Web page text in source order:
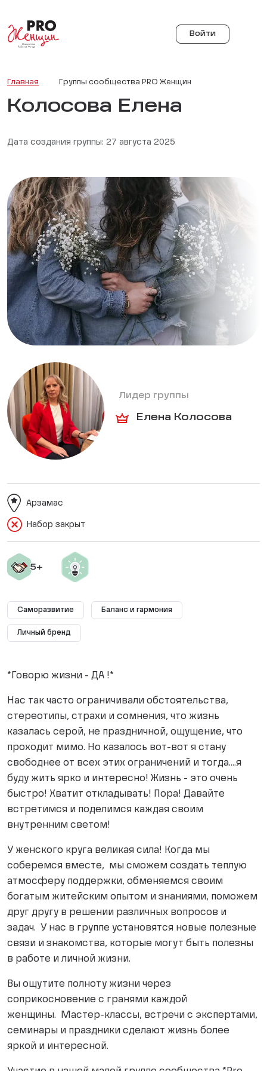
Войти
Главная Группы сообщества PRO Женщин
Колосова Елена
Дата создания группы: 27 августа 2025
Лидер группы
Елена Колосова
Набор закрыт
Арзамас
Саморазвитие Баланс и гармония
Личный бренд
*Говорю жизни - ДА !*
Нас так часто ограничивали обстоятельства,
стереотипы, страхи и сомнения, что жизнь
казалась серой, не праздничной, ощущение, что
проходит мимо. Но казалось вот-вот я стану
свободнее от всех этих ограничений и тогда....я
буду жить ярко и интересно! Жизнь - это очень
быстро! Хватит откладывать! Пора! Давайте
встретимся и поделимся каждая своим
внутренним светом!
У женского круга великая сила! Когда мы
соберемся вместе, мы сможем создать теплую
атмосферу поддержки, обменяемся своим
богатым житейским опытом и знаниями, поможем
друг другу в решении различных вопросов и
задач. У нас в группе установятся новые полезные
связи и знакомства, которые могут быть полезны
в работе и личной жизни.
Вы ощутите полноту жизни через
соприкосновение с гранями каждой
женщины. Мастер-классы, встречи с экспертами,
семинары и праздники сделают жизнь более
яркой и интересной.